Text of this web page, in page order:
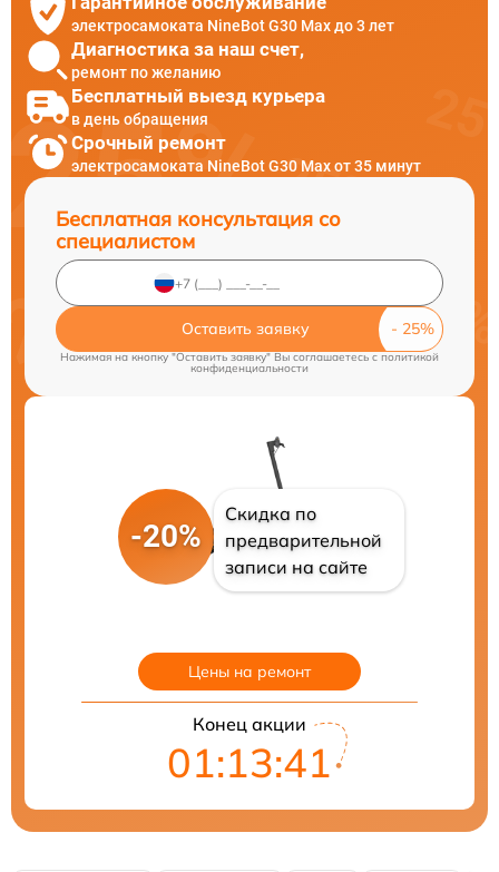
электросамоката NineBot G30 Max до 3 лет
Диагностика за наш счет,
ремонт по желанию
Бесплатный выезд курьера
в день обращения
Срочный ремонт
электросамоката NineBot G30 Max от 35 минут
Бесплатная консультация со
специалистом
Оставить заявку
Нажимая на кнопку "Оставить заявку" Вы соглашаетесь c политикой
конфиденциальности
-20%
Скидка по
предварительной
записи на сайте
Цены на ремонт
Конец акции
01:13:41